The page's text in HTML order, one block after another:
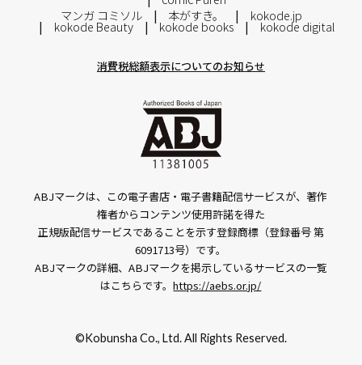
マンガ コミソル
本がすき。 kokode.jp
kokode Beauty kokode books kokode digital
消費税総額表示についてのお知らせ
ABJマークは、この電子書店・電子書籍配信サービスが、著作
権者からコンテンツ使用許諾を得た
正規版配信サービスであることを示す登録商標（登録番号 第
6091713号）です。
ABJマークの詳細、ABJマークを掲示しているサービスの一覧
はこちらです。https://aebs.or.jp/
©Kobunsha Co., Ltd. All Rights Reserved.